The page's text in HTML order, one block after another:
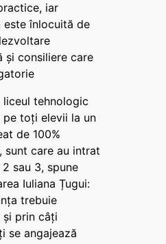
iar
este înlocuită de
și consiliere care
liceul tehnologic
pe toți elevii la un
de 100%
sunt care au intrat
sau 3, spune
Iuliana Țugui:
trebuie
și prin câți
se angajează